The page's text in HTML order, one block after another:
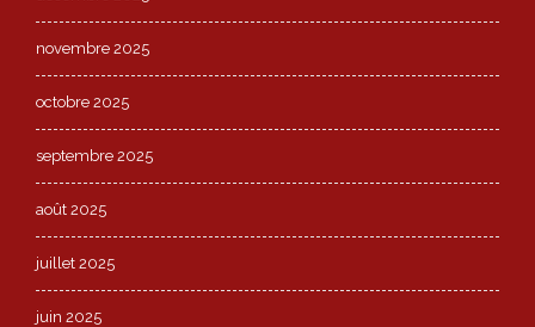
novembre 2025
octobre 2025
septembre 2025
août 2025
juillet 2025
juin 2025